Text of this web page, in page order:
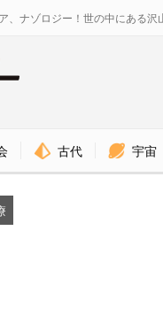
、ナゾロジー！世の中にある沢
古代 宇宙